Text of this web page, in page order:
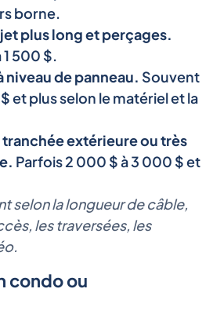
borne.
plus long et perçages.
500 $.
niveau de panneau. Souvent
et plus selon le matériel et la
extérieure ou très
Parfois 2 000 $ à 3 000 $ et
selon la longueur de câble,
les traversées, les
condo ou